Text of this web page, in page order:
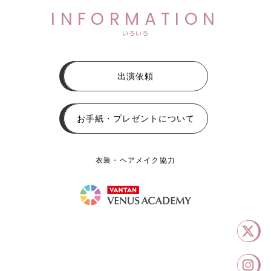
INFORMATION
いろいろ
出演依頼
お手紙・プレゼントについて
衣装・ヘアメイク協力